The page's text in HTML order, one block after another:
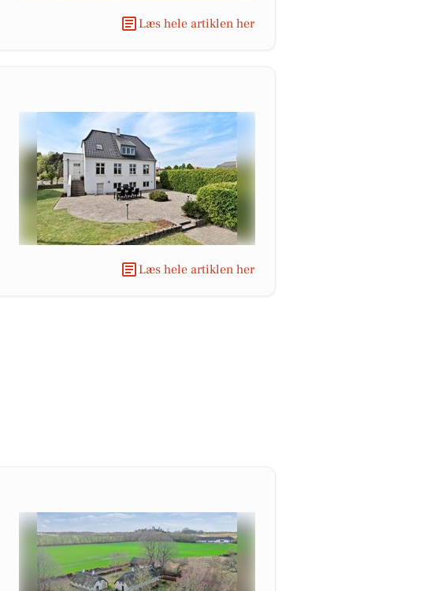
Læs hele artiklen her
Læs hele artiklen her